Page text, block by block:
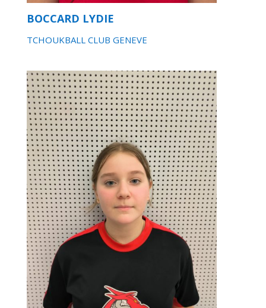
BOCCARD LYDIE
TCHOUKBALL CLUB GENEVE